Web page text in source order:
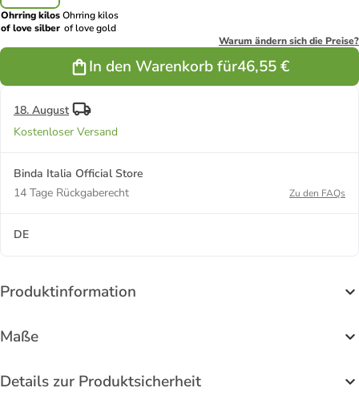
Ohrring kilos
of love silber
Ohrring kilos
of love gold
Warum ändern sich die Preise?
In den Warenkorb für46,55 €
18. August
Kostenloser Versand
Binda Italia Official Store
14 Tage Rückgaberecht
Zu den FAQs
DE
Produktinformation
Maße
Details zur Produktsicherheit